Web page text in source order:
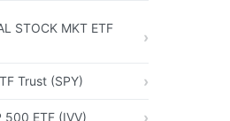
STOCK MKT ETF
Trust (SPY)
500 ETF (IVV)